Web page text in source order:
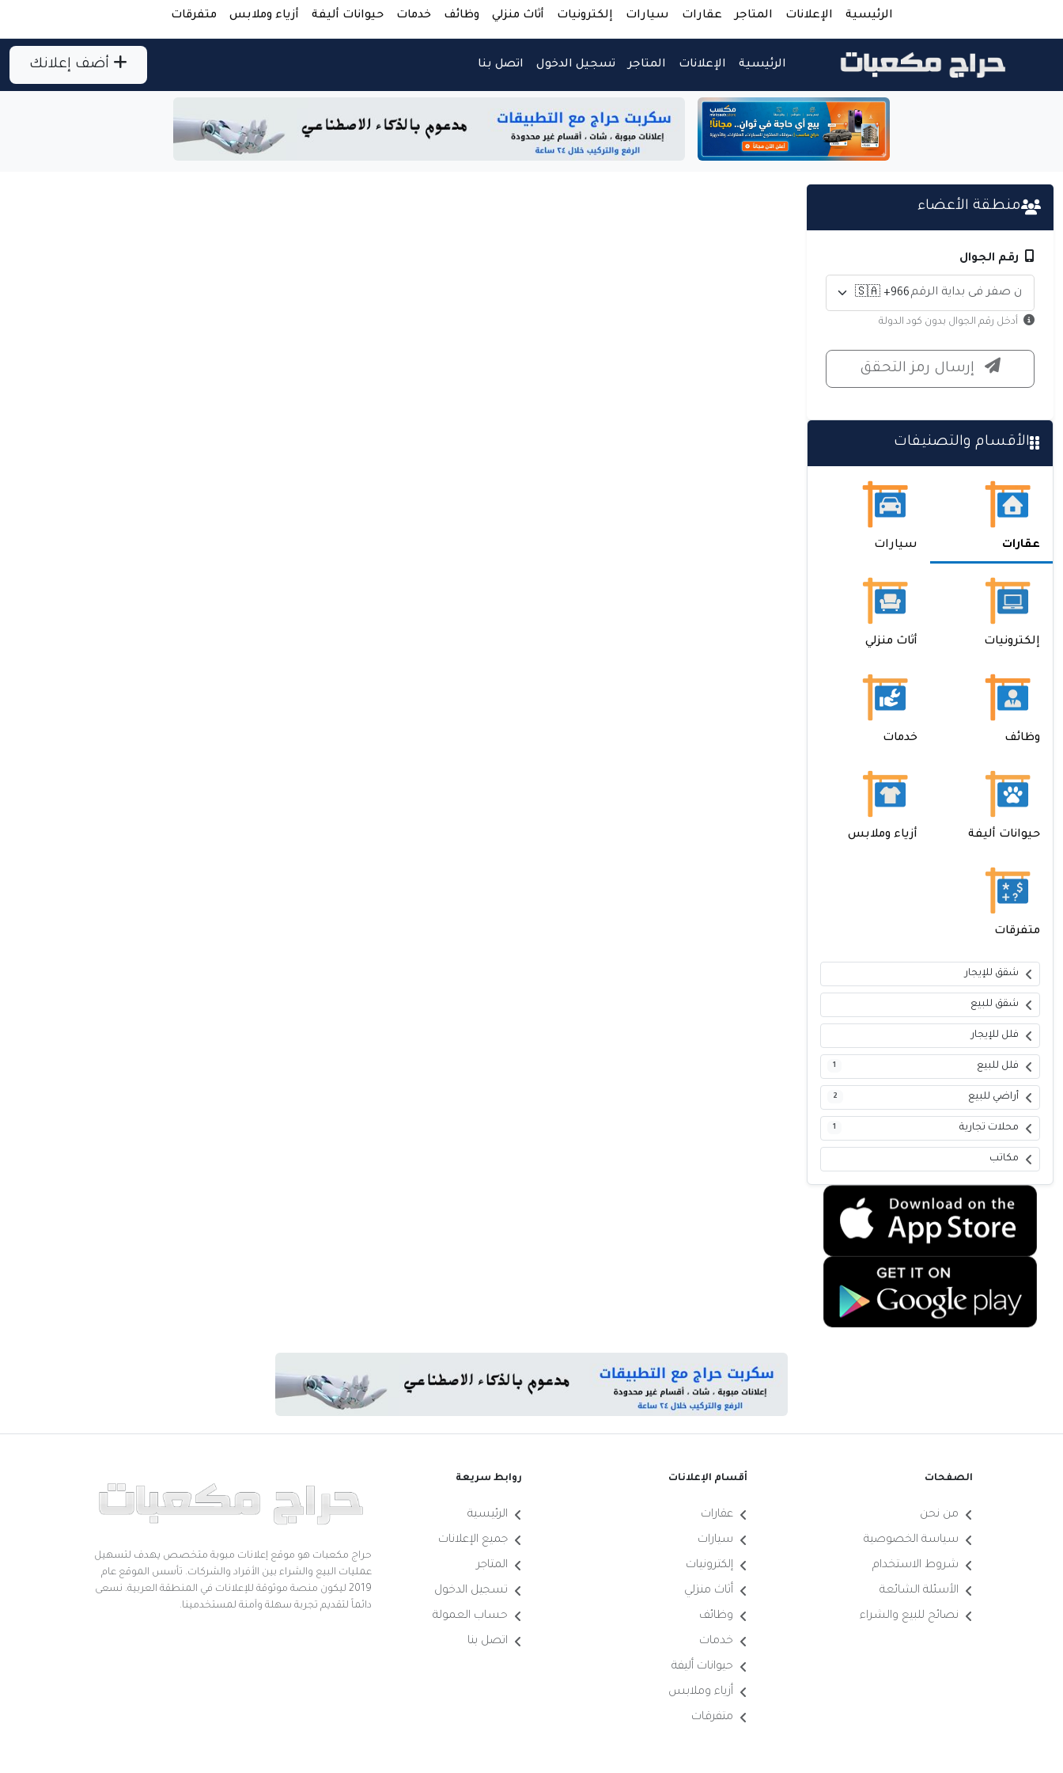
الرئيسية الإعلانات المتاجر عقارات سيارات إلكترونيات أثاث منزلي وظائف خدمات حيوانات أليفة أزياء وملابس متفرقات
الرئيسية الإعلانات المتاجر تسجيل الدخول اتصل بنا أضف إعلانك
منطقة الأعضاء
رقم الجوال
أدخل رقم الجوال بدون كود الدولة
إرسال رمز التحقق
الأقسام والتصنيفات
عقارات سيارات
إلكترونيات أثاث منزلي
وظائف خدمات
حيوانات أليفة أزياء وملابس
متفرقات
شقق للإيجار
شقق للبيع
فلل للإيجار
فلل للبيع 1
أراضي للبيع 2
محلات تجارية 1
مكاتب
الصفحات
من نحن
سياسة الخصوصية
شروط الاستخدام
الأسئلة الشائعة
نصائح للبيع والشراء
أقسام الإعلانات
عقارات
سيارات
إلكترونيات
أثاث منزلي
وظائف
خدمات
حيوانات أليفة
أزياء وملابس
متفرقات
روابط سريعة
الرئيسية
جميع الإعلانات
المتاجر
تسجيل الدخول
حساب العمولة
اتصل بنا
حراج مكعبات هو موقع إعلانات مبوبة متخصص يهدف لتسهيل
عمليات البيع والشراء بين الأفراد والشركات. تأسس الموقع عام
2019 ليكون منصة موثوقة للإعلانات في المنطقة العربية. نسعى
دائماً لتقديم تجربة سهلة وآمنة لمستخدمينا.